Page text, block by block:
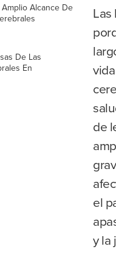
Alcance De
De Las
En
de
el
y la